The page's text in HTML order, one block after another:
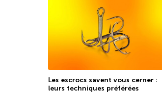
Les escrocs savent vous cerner :
leurs techniques préférées